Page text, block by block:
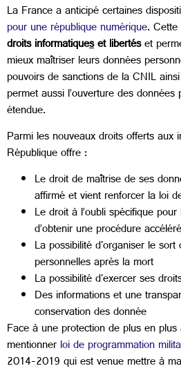
La France a anticipé certaines
pour une république numérique.
droits informatiqueset libertéset
mieux maîtriser leurs données
pouvoirs de sanctions de la CNIL
permet aussi l’ouverture des
étendue.
Parmi les nouveaux droits offerts aux
République offre :
Le droit de maîtrise de ses
affirmé et vient renforcer la loi
Le droit à l’oubli spécifique
d’obtenir une procédure
La possibilité d'organiser le
personnelles après la mort
La possibilité d'exercer ses
Des informations et une
conservation des donnée
Face à une protection de plus en
mentionnerloi de programmation
2014-2019 qui est venue mettre à